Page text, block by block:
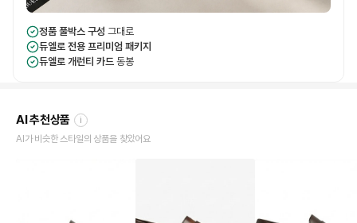
정품 풀박스 구성 그대로
듀엘로 전용 프리미엄 패키지
듀엘로 개런티 카드 동봉
AI 추천상품 i
AI가 비슷한 스타일의 상품을 찾았어요